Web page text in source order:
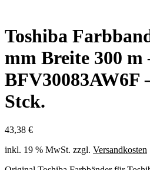
Toshiba
mm Breite 300 m
BFV30083AW6F
Stck.
43,38 €
inkl. 19 % MwSt. zzgl. Versandkosten